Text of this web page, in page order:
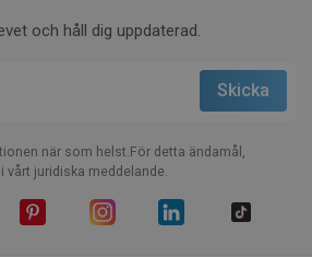
och håll dig uppdaterad.
när som helst.För detta ändamål,
juridiska meddelande.